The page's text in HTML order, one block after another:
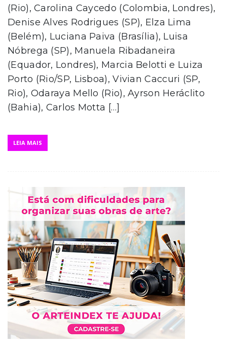
(Rio), Carolina Caycedo (Colombia, Londres),
Denise Alves Rodrigues (SP), Elza Lima
(Belém), Luciana Paiva (Brasília), Luisa
Nóbrega (SP), Manuela Ribadaneira
(Equador, Londres), Marcia Belotti e Luiza
Porto (Rio/SP, Lisboa), Vivian Caccuri (SP,
Rio), Odaraya Mello (Rio), Ayrson Heráclito
(Bahia), Carlos Motta […]
LEIA MAIS